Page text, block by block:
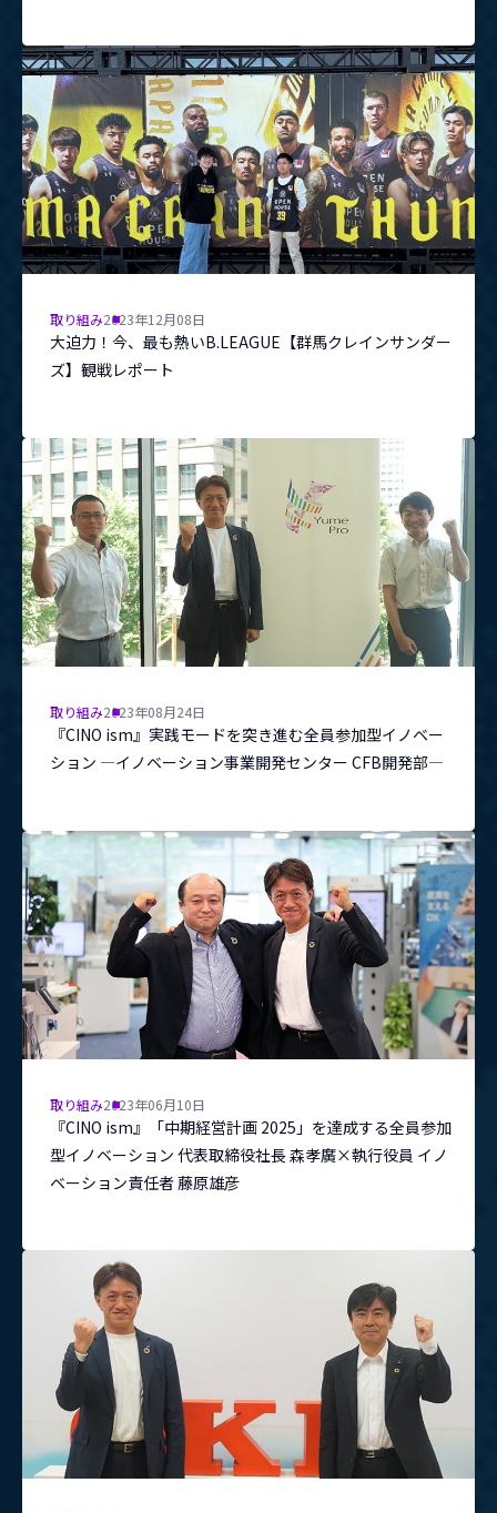
取り組み2023年12月08日
大迫力！今、最も熱いB.LEAGUE【群馬クレインサンダー
ズ】観戦レポート
取り組み2023年08月24日
『CINO ism』実践モードを突き進む全員参加型イノベー
ション ―イノベーション事業開発センター CFB開発部―
取り組み2023年06月10日
『CINO ism』「中期経営計画 2025」を達成する全員参加
型イノベーション 代表取締役社長 森孝廣×執行役員 イノ
ベーション責任者 藤原雄彦